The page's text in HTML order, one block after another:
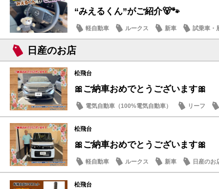
“みえるくん”がご紹介🐻🐾
軽自動車 ルークス 新車 試乗車・
日産のお店
松飛台
🎀ご納車おめでとうございます🎀
電気自動車（100%電気自動車） リーフ
松飛台
🎀ご納車おめでとうございます🎀
軽自動車 ルークス 新車 日産のお
松飛台